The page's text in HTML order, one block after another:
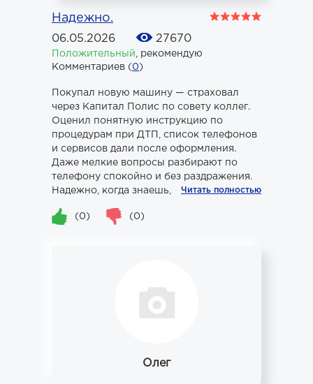
Надежно.
06.05.2026 27670
Положительный
рекомендую
Комментариев (0)
Покупал новую машину — страховал
через Капитал Полис по совету коллег.
Оценил понятную инструкцию по
процедурам при ДТП, список телефонов
и сервисов дали после оформления.
Даже мелкие вопросы разбирают по
телефону спокойно и без раздражения.
Надежно, когда знаешь, что делать.
Читать полностью
(0) (0)
Олег